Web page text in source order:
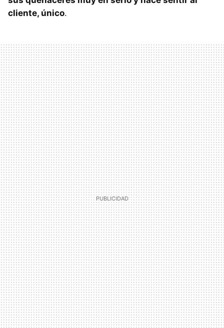
cliente, único.